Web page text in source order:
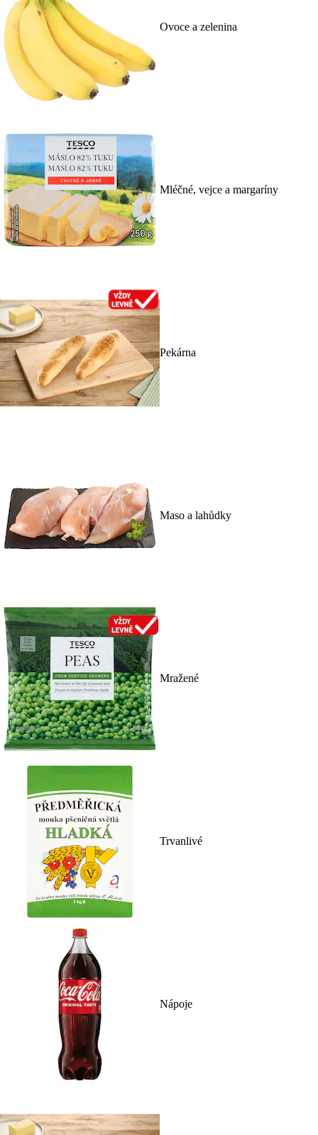
Ovoce a zelenina
Mléčné, vejce a margaríny
Pekárna
Maso a lahůdky
Mražené
Trvanlivé
Nápoje